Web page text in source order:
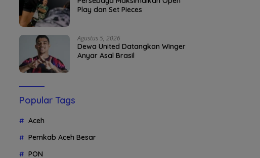
Play dan Set Pieces
Agustus 5, 2026
Dewa United Datangkan Winger
Anyar Asal Brasil
Popular Tags
Aceh
Pemkab Aceh Besar
PON